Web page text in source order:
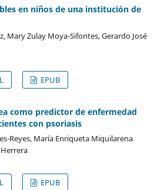
en niños de una institución de
Mary Zulay Moya-Sifontes, Gerardo José
EPUB
como predictor de enfermedad
con psoriasis
Reyes, María Enriqueta Miquilarena
EPUB